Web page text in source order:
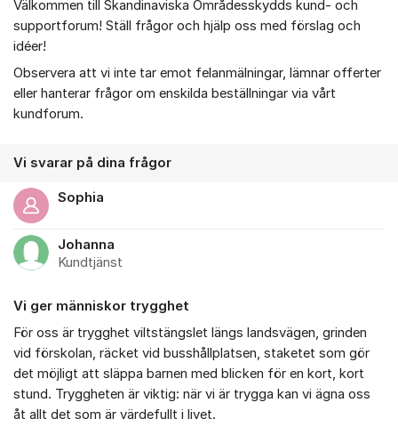
Om forumet
Välkommen till Skandinaviska Områdesskydds kund- och
supportforum! Ställ frågor och hjälp oss med förslag och
idéer!
Observera att vi inte tar emot felanmälningar, lämnar offerter
eller hanterar frågor om enskilda beställningar via vårt
kundforum.
Vi svarar på dina frågor
Sophia
Johanna
Kundtjänst
Vi ger människor trygghet
För oss är trygghet viltstängslet längs landsvägen, grinden
vid förskolan, räcket vid busshållplatsen, staketet som gör
det möjligt att släppa barnen med blicken för en kort, kort
stund. Tryggheten är viktig: när vi är trygga kan vi ägna oss
åt allt det som är värdefullt i livet.